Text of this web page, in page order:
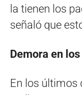
la tienen los
señaló que
Demora en
En los últimos